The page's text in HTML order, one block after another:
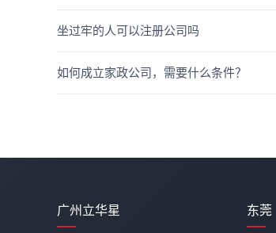
坐过牢的人可以注册公司吗
如何成立家政公司，需要什么条件？
广州立华星 东莞